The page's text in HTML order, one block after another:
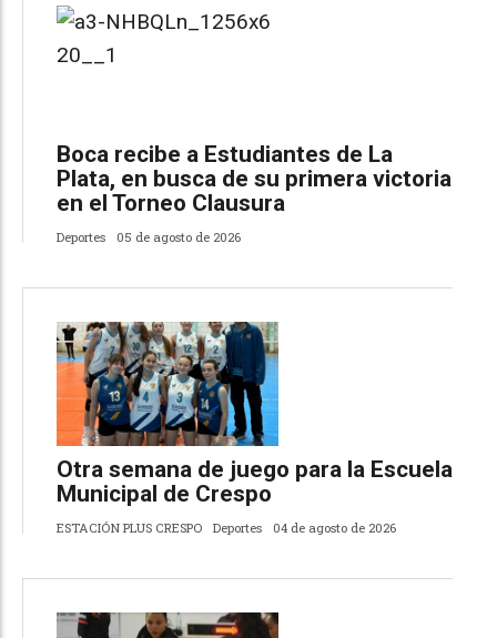
Boca recibe a Estudiantes de La
Plata, en busca de su primera victoria
en el Torneo Clausura
Deportes 05 de agosto de 2026
Otra semana de juego para la Escuela
Municipal de Crespo
ESTACIÓN PLUS CRESPO Deportes 04 de agosto de 2026